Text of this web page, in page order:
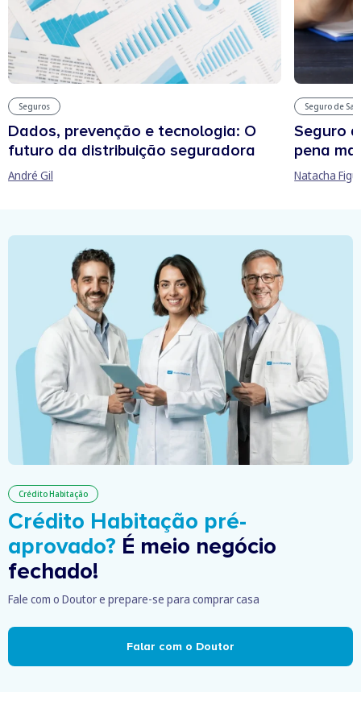
Seguros
Dados, prevenção e tecnologia: O
futuro da distribuição seguradora
André Gil
Seguro de
Seguro
pena
Natacha
Crédito Habitação
Crédito Habitação pré-
aprovado? É meio negócio
fechado!
Fale com o Doutor e prepare-se para comprar casa
Falar com o Doutor